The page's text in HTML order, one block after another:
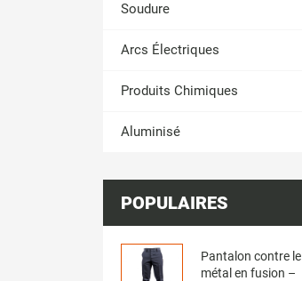
Soudure
Arcs Électriques
Produits Chimiques
Aluminisé
POPULAIRES
Pantalon contre le
métal en fusion –